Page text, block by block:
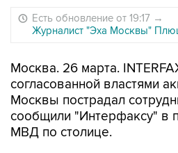
Есть обновление от 19:17 →
Журналист "Эха Москвы"
Москва. 26 марта.
согласованной властями
Москвы пострадал
сообщили "Интерфаксу" в
МВД по столице.